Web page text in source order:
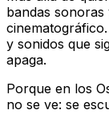
bandas
y sonidos que
apaga.
Porque en los
no se ve: se